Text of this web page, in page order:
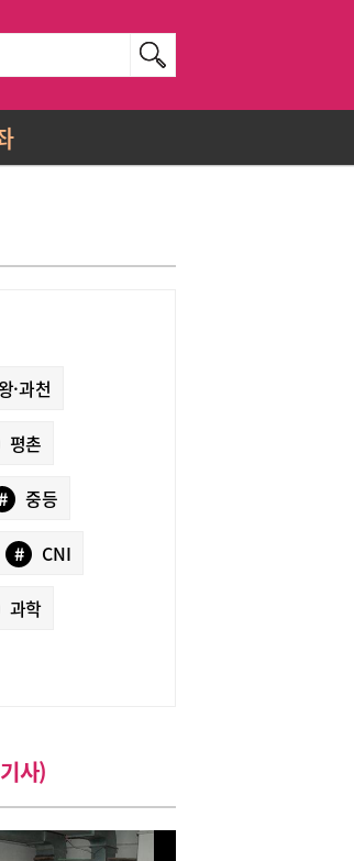
·과천
평촌
중등
# CNI
과학
사)